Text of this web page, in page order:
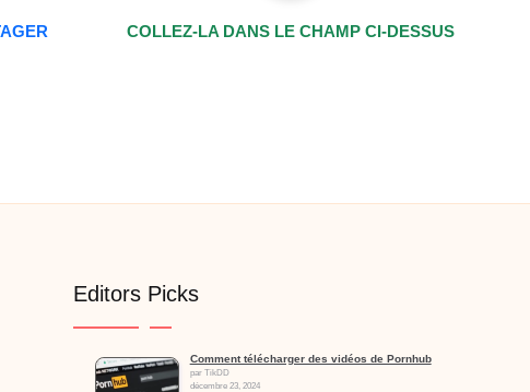
COLLEZ-LA DANS LE CHAMP CI-DESSUS
Editors Picks
Comment télécharger des vidéos de Pornhub
par TikDD
décembre 23, 2024